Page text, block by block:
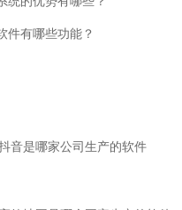
件有哪些功能？
音是哪家公司生产的软件